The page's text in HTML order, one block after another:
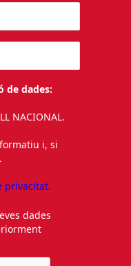
de dades:
NACIONAL.
i, si
privacitat.
dades